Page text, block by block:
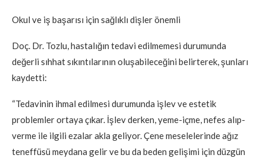
Okul ve iş başarısı için sağlıklı dişler önemli
Doç. Dr. Tozlu, hastalığın tedavi edilmemesi durumunda
değerli sıhhat sıkıntılarının oluşabileceğini belirterek, şunları
kaydetti:
“Tedavinin ihmal edilmesi durumunda işlev ve estetik
problemler ortaya çıkar. İşlev derken, yeme-içme, nefes alıp-
verme ile ilgili ezalar akla geliyor. Çene meselelerinde ağız
teneffüsü meydana gelir ve bu da beden gelişimi için düzgün